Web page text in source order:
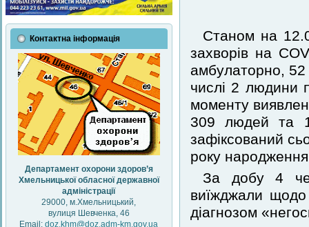
Контактна інформація
Департамент охорони здоров’я
Хмельницької обласної державної
адміністрації
29000, м.Хмельницький,
вулиця Шевченка, 46
Email:doz.khm@doz.adm-km.gov.ua
Станом на
захворів на
амбулаторно, 52
числі 2 людини
моменту
309 людей та
зафіксований
року
За добу 4
виїжджали щодо
діагнозом